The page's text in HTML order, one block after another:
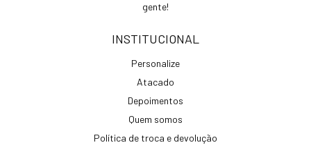
gente!
INSTITUCIONAL
Personalize
Atacado
Depoimentos
Quem somos
Política de troca e devolução